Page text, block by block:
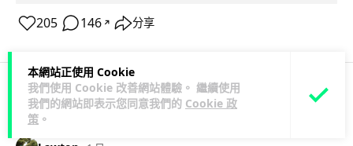
本網站正使用 Cookie
我們使用 Cookie 改善網站體驗。 繼續使用
我們的網站即表示您同意我們的 Cookie 政
策 。
205 146 ↗ 分享
人工智能